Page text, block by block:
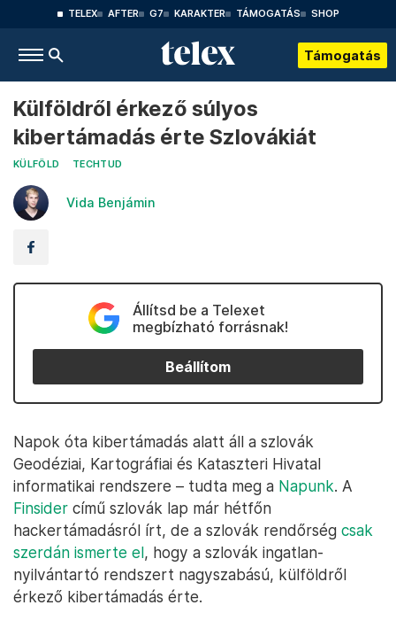
TELEX AFTER G7 KARAKTER TÁMOGATÁS SHOP
Támogatás
Külföldről érkező súlyos
kibertámadás érte Szlovákiát
KÜLFÖLD TECHTUD
Vida Benjámin
Állítsd be a Telexet
megbízható forrásnak!
Beállítom
Napok óta kibertámadás alatt áll a szlovák
Geodéziai, Kartográfiai és Kataszteri Hivatal
informatikai rendszere – tudta meg a Napunk. A
Finsider című szlovák lap már hétfőn
hackertámadásról írt, de a szlovák rendőrség csak
szerdán ismerte el, hogy a szlovák ingatlan-
nyilvántartó rendszert nagyszabású, külföldről
érkező kibertámadás érte.